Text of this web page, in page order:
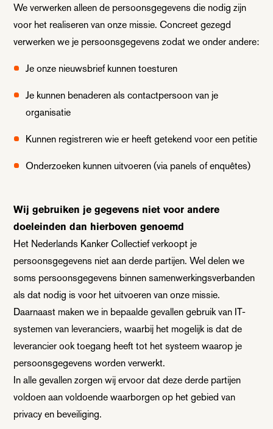
We verwerken alleen de persoonsgegevens die nodig zijn
voor het realiseren van onze missie. Concreet gezegd
verwerken we je persoonsgegevens zodat we onder andere:
Je onze nieuwsbrief kunnen toesturen
Je kunnen benaderen als contactpersoon van je
organisatie
Kunnen registreren wie er heeft getekend voor een petitie
Onderzoeken kunnen uitvoeren (via panels of enquêtes)
Wij gebruiken je gegevens niet voor andere
doeleinden dan hierboven genoemd
Het Nederlands Kanker Collectief verkoopt je
persoonsgegevens niet aan derde partijen. Wel delen we
soms persoonsgegevens binnen samenwerkingsverbanden
als dat nodig is voor het uitvoeren van onze missie.
Daarnaast maken we in bepaalde gevallen gebruik van IT-
systemen van leveranciers, waarbij het mogelijk is dat de
leverancier ook toegang heeft tot het systeem waarop je
persoonsgegevens worden verwerkt.
In alle gevallen zorgen wij ervoor dat deze derde partijen
voldoen aan voldoende waarborgen op het gebied van
privacy en beveiliging.